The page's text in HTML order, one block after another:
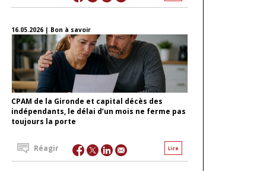
16.05.2026 | Bon à savoir
CPAM de la Gironde et capital décès des
indépendants, le délai d’un mois ne ferme pas
toujours la porte
Lire
Réagir